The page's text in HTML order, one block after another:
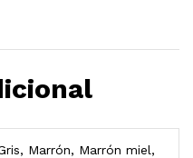
Marrón, Marrón miel,